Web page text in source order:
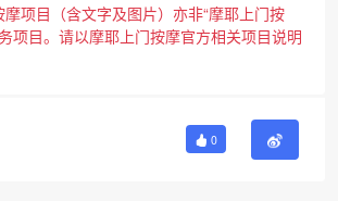
项目（含文字及图片）亦非“摩耶上门按
项目。请以摩耶上门按摩官方相关项目说明
0